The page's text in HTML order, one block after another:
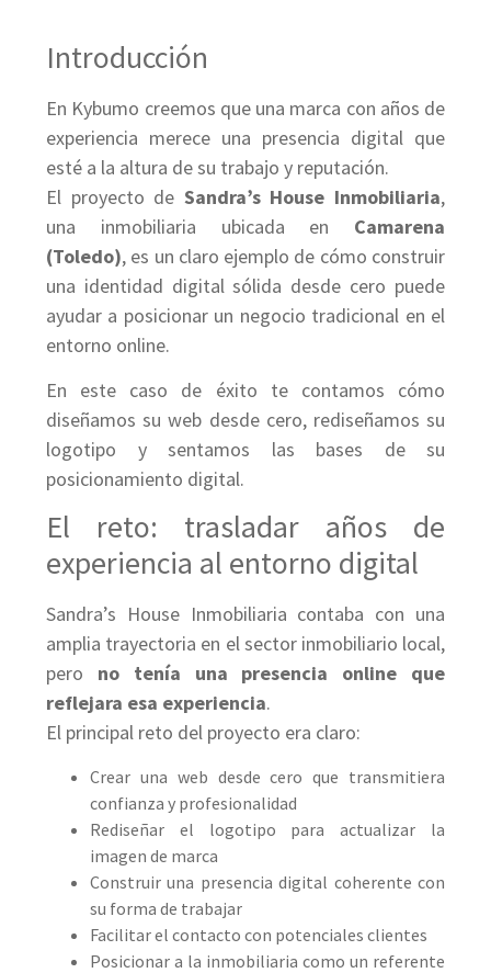
Introducción
En Kybumo creemos que una marca con años de
experiencia merece una presencia digital que
esté a la altura de su trabajo y reputación.
El proyecto de Sandra’s House Inmobiliaria,
una inmobiliaria ubicada en Camarena
(Toledo), es un claro ejemplo de cómo construir
una identidad digital sólida desde cero puede
ayudar a posicionar un negocio tradicional en el
entorno online.
En este caso de éxito te contamos cómo
diseñamos su web desde cero, rediseñamos su
logotipo y sentamos las bases de su
posicionamiento digital.
El reto: trasladar años de
experiencia al entorno digital
Sandra’s House Inmobiliaria contaba con una
amplia trayectoria en el sector inmobiliario local,
pero no tenía una presencia online que
reflejara esa experiencia.
El principal reto del proyecto era claro:
Crear una web desde cero que transmitiera
confianza y profesionalidad
Rediseñar el logotipo para actualizar la
imagen de marca
Construir una presencia digital coherente con
su forma de trabajar
Facilitar el contacto con potenciales clientes
Posicionar a la inmobiliaria como un referente